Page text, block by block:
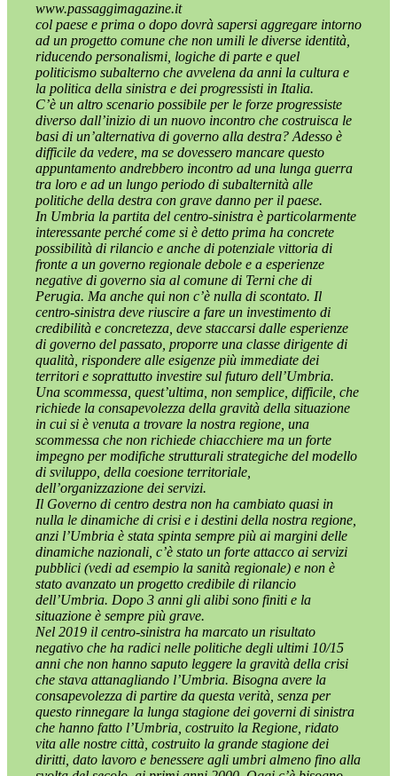
www.passaggimagazine.it
col paese e prima o dopo dovrà sapersi aggregare intorno
ad un progetto comune che non umili le diverse identità,
riducendo personalismi, logiche di parte e quel
politicismo subalterno che avvelena da anni la cultura e
la politica della sinistra e dei progressisti in Italia.
C’è un altro scenario possibile per le forze progressiste
diverso dall’inizio di un nuovo incontro che costruisca le
basi di un’alternativa di governo alla destra? Adesso è
difficile da vedere, ma se dovessero mancare questo
appuntamento andrebbero incontro ad una lunga guerra
tra loro e ad un lungo periodo di subalternità alle
politiche della destra con grave danno per il paese.
In Umbria la partita del centro-sinistra è particolarmente
interessante perché come si è detto prima ha concrete
possibilità di rilancio e anche di potenziale vittoria di
fronte a un governo regionale debole e a esperienze
negative di governo sia al comune di Terni che di
Perugia. Ma anche qui non c’è nulla di scontato. Il
centro-sinistra deve riuscire a fare un investimento di
credibilità e concretezza, deve staccarsi dalle esperienze
di governo del passato, proporre una classe dirigente di
qualità, rispondere alle esigenze più immediate dei
territori e soprattutto investire sul futuro dell’Umbria.
Una scommessa, quest’ultima, non semplice, difficile, che
richiede la consapevolezza della gravità della situazione
in cui si è venuta a trovare la nostra regione, una
scommessa che non richiede chiacchiere ma un forte
impegno per modifiche strutturali strategiche del modello
di sviluppo, della coesione territoriale,
dell’organizzazione dei servizi.
Il Governo di centro destra non ha cambiato quasi in
nulla le dinamiche di crisi e i destini della nostra regione,
anzi l’Umbria è stata spinta sempre più ai margini delle
dinamiche nazionali, c’è stato un forte attacco ai servizi
pubblici (vedi ad esempio la sanità regionale) e non è
stato avanzato un progetto credibile di rilancio
dell’Umbria. Dopo 3 anni gli alibi sono finiti e la
situazione è sempre più grave.
Nel 2019 il centro-sinistra ha marcato un risultato
negativo che ha radici nelle politiche degli ultimi 10/15
anni che non hanno saputo leggere la gravità della crisi
che stava attanagliando l’Umbria. Bisogna avere la
consapevolezza di partire da questa verità, senza per
questo rinnegare la lunga stagione dei governi di sinistra
che hanno fatto l’Umbria, costruito la Regione, ridato
vita alle nostre città, costruito la grande stagione dei
diritti, dato lavoro e benessere agli umbri almeno fino alla